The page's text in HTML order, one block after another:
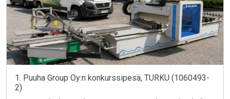
1. Puuha Group Oy:n konkurssipesä, TURKU (1060493-
2)